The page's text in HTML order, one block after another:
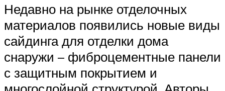
Недавно на рынке отделочных
материалов появились новые виды
сайдинга для отделки дома
снаружи – фиброцементные панели
с защитным покрытием и